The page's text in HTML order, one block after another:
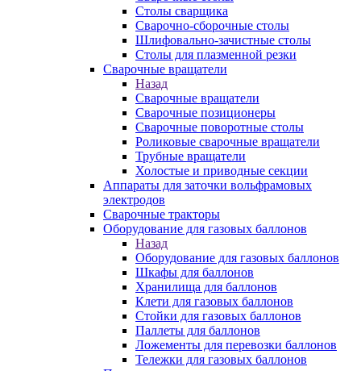
Столы сварщика
Сварочно-сборочные столы
Шлифовально-зачистные столы
Столы для плазменной резки
Сварочные вращатели
Назад
Сварочные вращатели
Сварочные позиционеры
Сварочные поворотные столы
Роликовые сварочные вращатели
Трубные вращатели
Холостые и приводные секции
Аппараты для заточки вольфрамовых
электродов
Сварочные тракторы
Оборудование для газовых баллонов
Назад
Оборудование для газовых баллонов
Шкафы для баллонов
Хранилища для баллонов
Клети для газовых баллонов
Стойки для газовых баллонов
Паллеты для баллонов
Ложементы для перевозки баллонов
Тележки для газовых баллонов